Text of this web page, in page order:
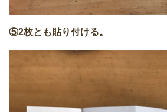
⑤2枚とも貼り付ける。